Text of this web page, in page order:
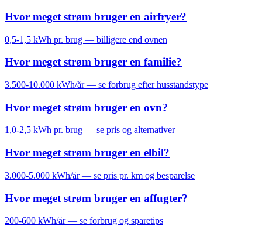
Hvor meget strøm bruger en airfryer?
0,5-1,5 kWh pr. brug — billigere end ovnen
Hvor meget strøm bruger en familie?
3.500-10.000 kWh/år — se forbrug efter husstandstype
Hvor meget strøm bruger en ovn?
1,0-2,5 kWh pr. brug — se pris og alternativer
Hvor meget strøm bruger en elbil?
3.000-5.000 kWh/år — se pris pr. km og besparelse
Hvor meget strøm bruger en affugter?
200-600 kWh/år — se forbrug og sparetips